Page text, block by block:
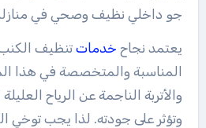
جو داخلي نظيف وصحي في
يعتمد نجاح خدماتتنظيف الكنب
المناسبة والمتخصصة في هذا
والأتربة الناجمة عن الرياح
وتؤثر على جودته. لذا يجب توخي